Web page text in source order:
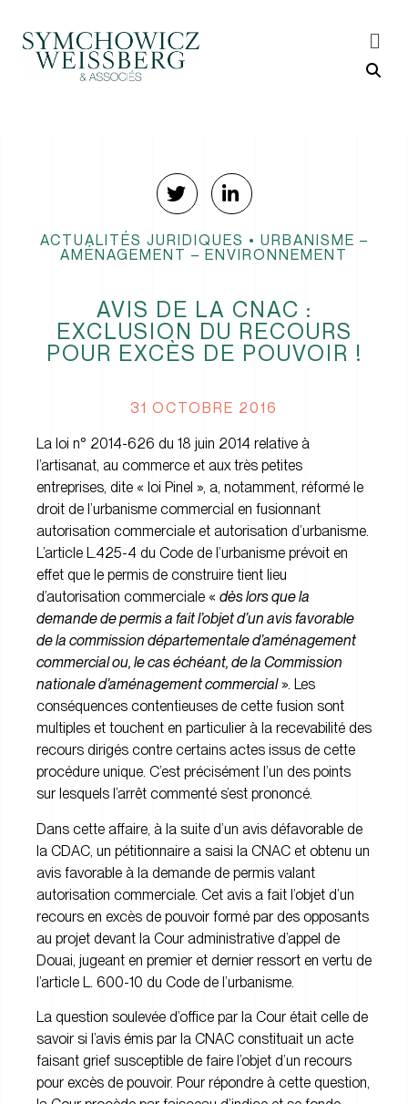
ACTUALITÉS JURIDIQUES • URBANISME –
AMÉNAGEMENT – ENVIRONNEMENT
AVIS DE LA CNAC :
EXCLUSION DU RECOURS
POUR EXCÈS DE POUVOIR !
31 OCTOBRE 2016
La loi n° 2014-626 du 18 juin 2014 relative à
l’artisanat, au commerce et aux très petites
entreprises, dite « loi Pinel », a, notamment, réformé le
droit de l’urbanisme commercial en fusionnant
autorisation commerciale et autorisation d’urbanisme.
L’article L.425-4 du Code de l’urbanisme prévoit en
effet que le permis de construire tient lieu
d’autorisation commerciale « dès lors que la
demande de permis a fait l’objet d’un avis favorable
de la commission départementale d’aménagement
commercial ou, le cas échéant, de la Commission
nationale d’aménagement commercial». Les
conséquences contentieuses de cette fusion sont
multiples et touchent en particulier à la recevabilité des
recours dirigés contre certains actes issus de cette
procédure unique. C’est précisément l’un des points
sur lesquels l’arrêt commenté s’est prononcé.
Dans cette affaire, à la suite d’un avis défavorable de
la CDAC, un pétitionnaire a saisi la CNAC et obtenu un
avis favorable à la demande de permis valant
autorisation commerciale. Cet avis a fait l’objet d’un
recours en excès de pouvoir formé par des opposants
au projet devant la Cour administrative d’appel de
Douai, jugeant en premier et dernier ressort en vertu de
l’article L. 600-10 du Code de l’urbanisme.
La question soulevée d’office par la Cour était celle de
savoir si l’avis émis par la CNAC constituait un acte
faisant grief susceptible de faire l’objet d’un recours
pour excès de pouvoir. Pour répondre à cette question,